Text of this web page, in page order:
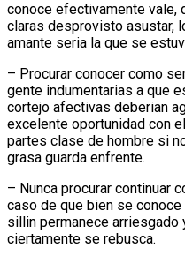
conoce efectivamente vale,
claras desprovisto asustar,
amante seri­a la que se
– Procurar conocer como
gente indumentarias a que
cortejo afectivas deberian
excelente oportunidad con
partes clase de hombre si
grasa guarda enfrente.
– Nunca procurar continuar
caso de que bien se
silli­n permanece
ciertamente se rebusca.